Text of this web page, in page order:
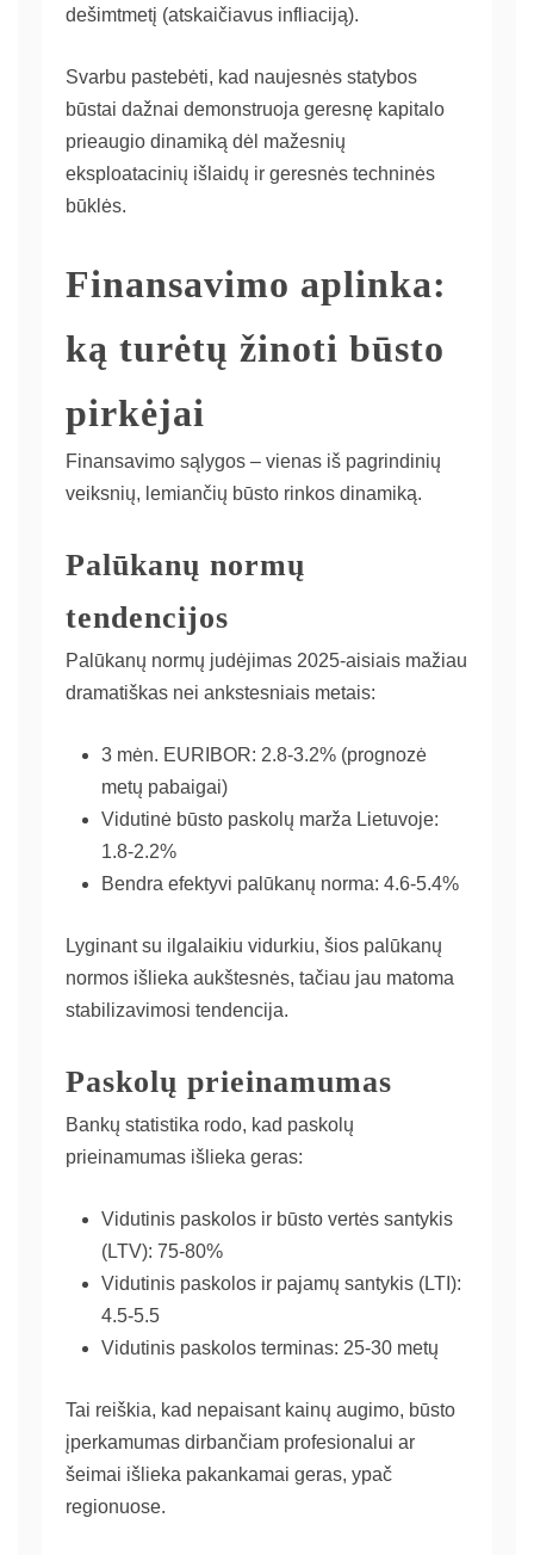
dešimtmetį (atskaičiavus infliaciją).
Svarbu pastebėti, kad naujesnės statybos
būstai dažnai demonstruoja geresnę kapitalo
prieaugio dinamiką dėl mažesnių
eksploatacinių išlaidų ir geresnės techninės
būklės.
Finansavimo aplinka:
ką turėtų žinoti būsto
pirkėjai
Finansavimo sąlygos – vienas iš pagrindinių
veiksnių, lemiančių būsto rinkos dinamiką.
Palūkanų normų
tendencijos
Palūkanų normų judėjimas 2025-aisiais mažiau
dramatiškas nei ankstesniais metais:
3 mėn. EURIBOR: 2.8-3.2% (prognozė
metų pabaigai)
Vidutinė būsto paskolų marža Lietuvoje:
1.8-2.2%
Bendra efektyvi palūkanų norma: 4.6-5.4%
Lyginant su ilgalaikiu vidurkiu, šios palūkanų
normos išlieka aukštesnės, tačiau jau matoma
stabilizavimosi tendencija.
Paskolų prieinamumas
Bankų statistika rodo, kad paskolų
prieinamumas išlieka geras:
Vidutinis paskolos ir būsto vertės santykis
(LTV): 75-80%
Vidutinis paskolos ir pajamų santykis (LTI):
4.5-5.5
Vidutinis paskolos terminas: 25-30 metų
Tai reiškia, kad nepaisant kainų augimo, būsto
įperkamumas dirbančiam profesionalui ar
šeimai išlieka pakankamai geras, ypač
regionuose.